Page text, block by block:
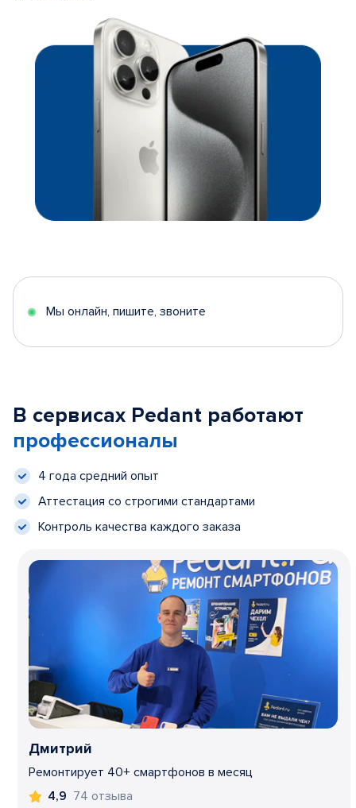
Мы онлайн, пишите, звоните
В сервисах Pedant работают
профессионалы
4 года средний опыт
Аттестация со строгими стандартами
Контроль качества каждого заказа
Дмитрий
Ремонтирует 40+ смартфонов в месяц
4,9 74 отзыва